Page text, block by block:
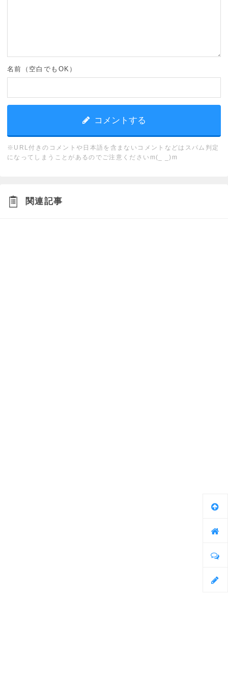
名前（空白でもOK）
※URL付きのコメントや日本語を含まないコメントなどはスパム判定
になってしまうことがあるのでご注意くださいm(_ _)m
関連記事